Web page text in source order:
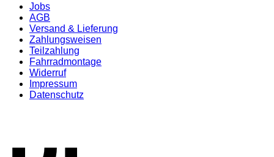
Jobs
AGB
Versand & Lieferung
Zahlungsweisen
Teilzahlung
Fahrradmontage
Widerruf
Impressum
Datenschutz